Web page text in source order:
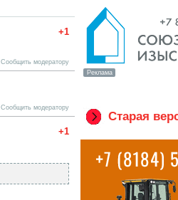
+1
Сообщить модератору
Сообщить модератору
+1
Старая